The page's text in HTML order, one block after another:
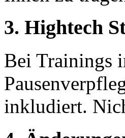
3. Hightech
Bei Trainings
inkludiert.